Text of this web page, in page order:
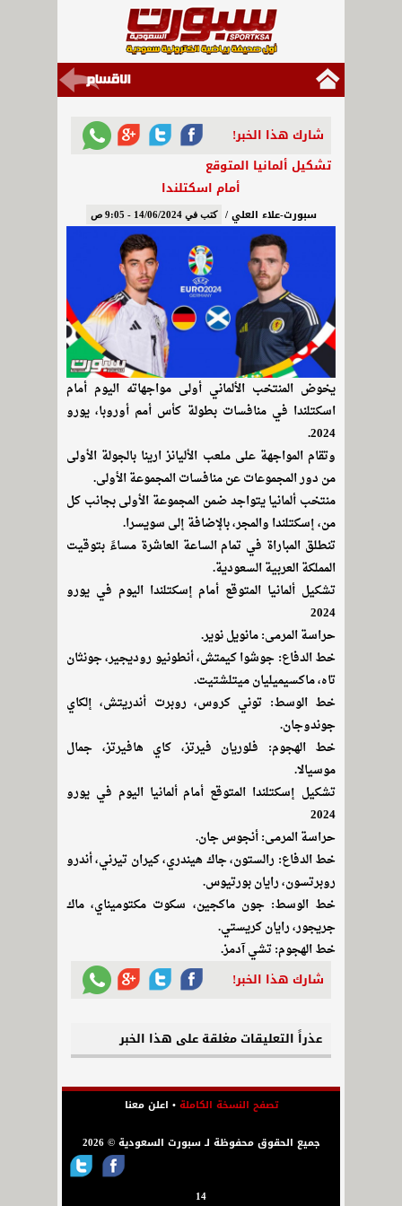
شارك هذا الخبر!
تشكيل ألمانيا المتوقع
أمام اسكتلندا
سبورت-علاء العلي / كتب في 14/06/2024 - 9:05 ص
يخوض المنتخب الألماني أولى مواجهاته اليوم أمام
اسكتلندا في منافسات بطولة كأس أمم أوروبا، يورو
2024.
وتقام المواجهة على ملعب الأليانز ارينا بالجولة الأولى
من دور المجموعات عن منافسات المجموعة الأولى.
منتخب ألمانيا يتواجد ضمن المجموعة الأولى بجانب كل
من، إسكتلندا والمجر، بالإضافة إلى سويسرا.
تنطلق المباراة في تمام الساعة العاشرة مساءً بتوقيت
المملكة العربية السعودية.
تشكيل ألمانيا المتوقع أمام إسكتلندا اليوم في يورو
2024
حراسة المرمى: مانويل نوير.
خط الدفاع: جوشوا كيمتش، أنطونيو روديجير، جونثان
تاه، ماكسيميليان ميتلشتيت.
خط الوسط: توني كروس، روبرت أندريتش، إلكاي
جوندوجان.
خط الهجوم: فلوريان فيرتز، كاي هافيرتز، جمال
موسيالا.
تشكيل إسكتلندا المتوقع أمام ألمانيا اليوم في يورو
2024
حراسة المرمى: أنجوس جان.
خط الدفاع: رالستون، جاك هيندري، كيران تيرني، أندرو
روبرتسون، رايان بورتيوس.
خط الوسط: جون ماكجين، سكوت مكتوميناي، ماك
جريجور، رايان كريستي.
خط الهجوم: تشي آدمز.
شارك هذا الخبر!
عذراً التعليقات مغلقة على هذا الخبر
تصفح النسخة الكاملة• اعلن معنا
جميع الحقوق محفوظة لـ سبورت السعودية © 2026
14